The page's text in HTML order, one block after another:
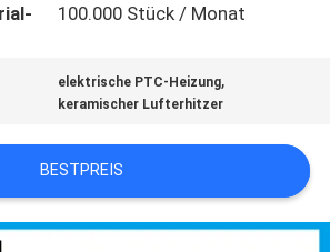
100.000 Stück / Monat
elektrische PTC-Heizung,
keramischer Lufterhitzer
BESTPREIS